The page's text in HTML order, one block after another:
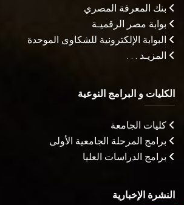
بنك المعرفة المصري
بوابة مصر الرقميـة
البوابة الإلكترونية للشكاوى الموحدة
المزيـد . . .
الكليات و البرامج النوعية
كليات الجامعة
برامج المرحلة الجامعية الأولى
برامج الدراسات العليا
النشرة الإخبارية